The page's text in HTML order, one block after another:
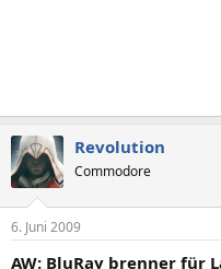
Revolution
Commodore
6. Juni 2009
AW: BluRay brenner für